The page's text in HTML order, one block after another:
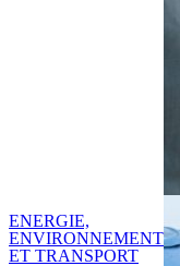
ENERGIE,
ENVIRONNEMENT
ET TRANSPORT